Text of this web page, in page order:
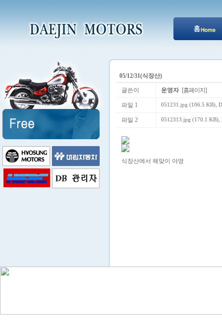
05/12/31(식장산)
글쓴이 운영자 [홈페이지]
파일 1 051231.jpg (106.5 KB) ,
파일 2 0512313.jpg (170.1 KB)
식장산에서 해맞이 야영